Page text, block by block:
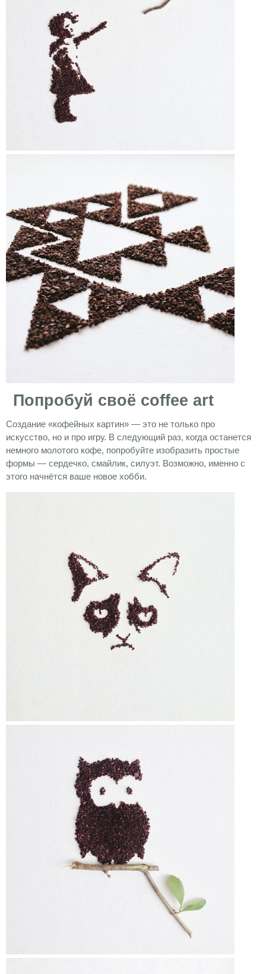
Попробуй своё coffee art
Создание «кофейных картин» — это не только про
искусство, но и про игру. В следующий раз, когда останется
немного молотого кофе, попробуйте изобразить простые
формы — сердечко, смайлик, силуэт. Возможно, именно с
этого начнётся ваше новое хобби.